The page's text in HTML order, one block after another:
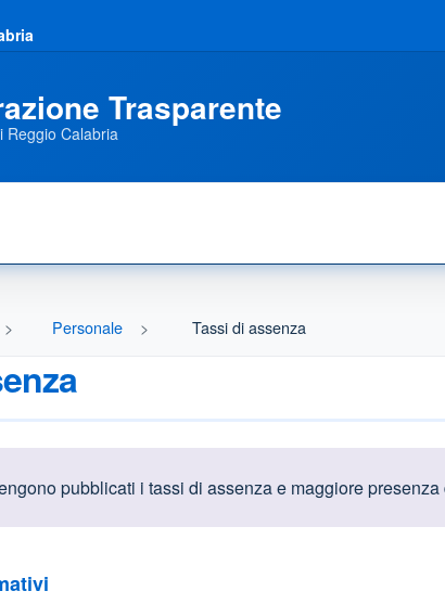
Trasparente
Reggio Calabria
Personale Tassi di assenza
introduttive
pubblicati i tassi di assenza e maggiore